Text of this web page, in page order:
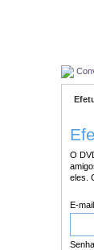
O
eles.
E-mail
Senha